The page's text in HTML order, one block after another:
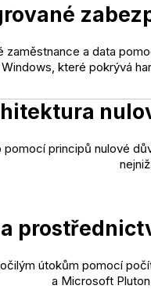
zaměstnance a data
Windows, které pokrývá
pomocí principů nulové
útokům pomocí
a Microsoft